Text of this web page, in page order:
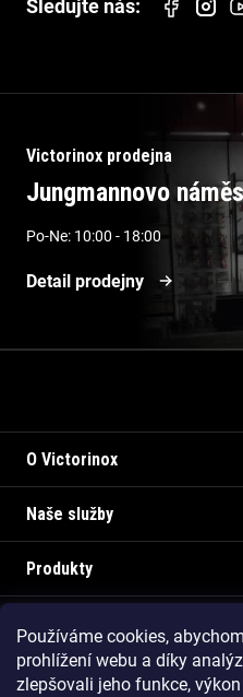
Používáme cookies,
prohlížení webu a díky
zlepšovali jeho funkce,
Victorinox prodejna
Jungmannovo
Po-Ne: 10:00 - 18:00
Detail prodejny
O Victorinox
Naše služby
Produkty
Vytvořil
Copyright 2026 Victorinox.cz